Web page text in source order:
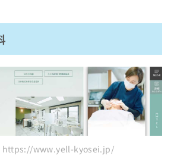
https://www.yell-kyosei.jp/